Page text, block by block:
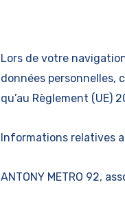
Lors de votre
données personnelles,
qu’au Règlement (UE)
Informations relatives
ANTONY METRO 92,